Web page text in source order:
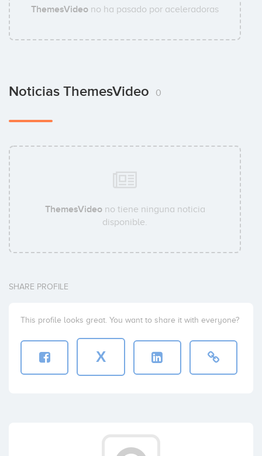
ThemesVideo no ha pasado por aceleradoras
Noticias ThemesVideo 0
ThemesVideono tiene ninguna noticia
disponible.
SHARE PROFILE
This profile looks great. You want to share it with everyone?
X